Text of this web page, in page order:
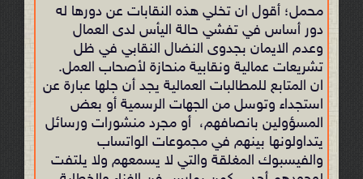
محمل؛ أقول ان تخلي هذه النقابات عن دورها له
دور أساس في تفشي حالة اليأس لدى العمال
وعدم الايمان بجدوى النضال النقابي في ظل
تشريعات عمالية ونقابية منحازة لأصحاب العمل.
ان المتابع للمطالبات العمالية يجد أن جلها عبارة عن
استجداء وتوسل من الجهات الرسمية أو بعض
المسؤولين بانصافهم، أو مجرد منشورات ورسائل
يتداولونها بينهم في مجموعات الواتساب
والفيسبوك المغلقة والتي لا يسمعهم ولا يلتفت